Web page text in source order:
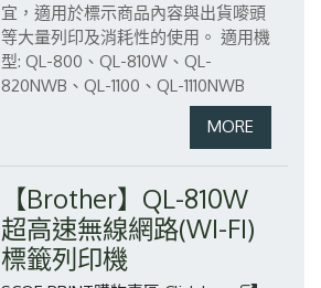
宜，適用於標示商品內容與出貨嘜頭
等大量列印及消耗性的使用。 適用機
型: QL-800、QL-810W、QL-
820NWB、QL-1100、QL-1110NWB
【Brother】QL-810W
超高速無線網路(WI-FI)
標籤列印機